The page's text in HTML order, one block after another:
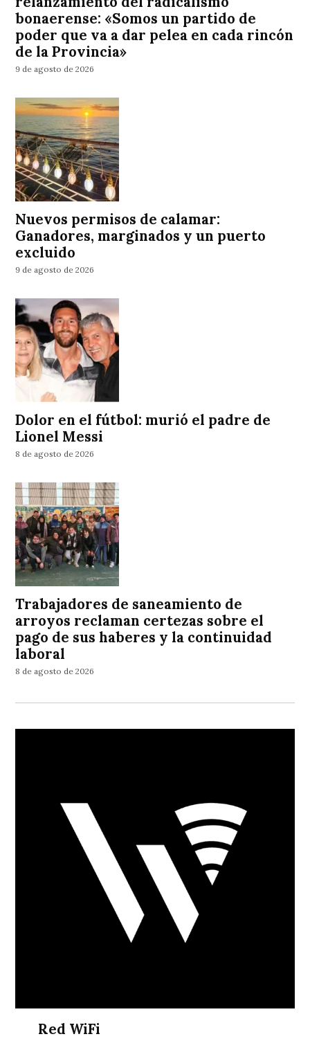
bonaerense: «Somos un partido de
poder que va a dar pelea en cada rincón
de la Provincia»
9 de agosto de 2026
Nuevos permisos de calamar:
Ganadores, marginados y un puerto
excluido
9 de agosto de 2026
Dolor en el fútbol: murió el padre de
Lionel Messi
8 de agosto de 2026
Trabajadores de saneamiento de
arroyos reclaman certezas sobre el
pago de sus haberes y la continuidad
laboral
8 de agosto de 2026
Red WiFi